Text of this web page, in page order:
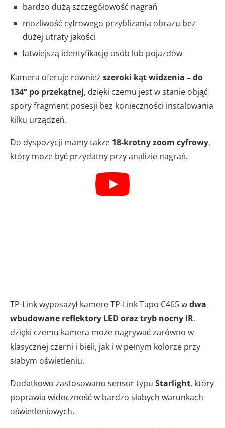
bardzo dużą szczegółowość nagrań
możliwość cyfrowego przybliżania obrazu bez
dużej utraty jakości
łatwiejszą identyfikację osób lub pojazdów
Kamera oferuje równieższeroki kąt widzenia – do
134° po przekątnej, dzięki czemu jest w stanie objąć
spory fragment posesji bez konieczności instalowania
kilku urządzeń.
Do dyspozycji mamy także 18-krotny zoom cyfrowy,
który może być przydatny przy analizie nagrań.
TP-Link wyposażył kamerę TP‑Link Tapo C465 wdwa
wbudowane reflektory LED oraz tryb nocny IR,
dzięki czemu kamera może nagrywać zarówno w
klasycznej czerni i bieli, jak i w pełnym kolorze przy
słabym oświetleniu.
Dodatkowo zastosowano sensor typu Starlight, który
poprawia widoczność w bardzo słabych warunkach
oświetleniowych.